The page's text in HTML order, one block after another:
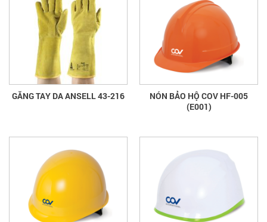
GĂNG TAY DA ANSELL 43-216
NÓN BẢO HỘ COV HF-005
(E001)